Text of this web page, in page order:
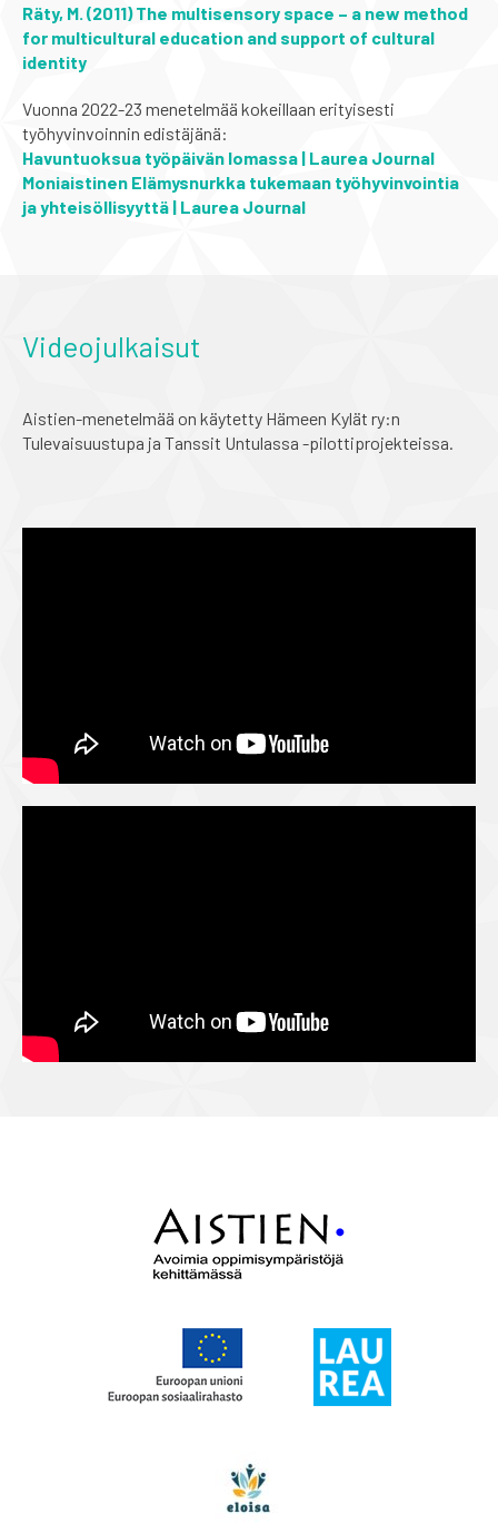
Räty, M. (2011) The multisensory space – a new method
for multicultural education and support of cultural
identity
Vuonna 2022-23 menetelmää kokeillaan erityisesti
työhyvinvoinnin edistäjänä:
Havuntuoksua työpäivän lomassa | Laurea Journal
Moniaistinen Elämysnurkka tukemaan työhyvinvointia
ja yhteisöllisyyttä | Laurea Journal
Videojulkaisut
Aistien-menetelmää on käytetty Hämeen Kylät ry:n
Tulevaisuustupa ja Tanssit Untulassa -pilottiprojekteissa.